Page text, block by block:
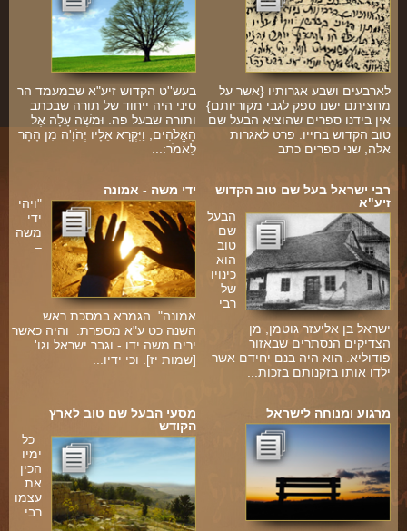
בעש''ט הקדוש זיע"א שבמעמד הר
סיני היה ייחוד של תורה שבכתב
ותורה שבעל פה. וּמשֶׁה עָלָה אֶל
הָאֱלֹהִים, וַיִּקְרָא אֵלָיו יְהֹוָ'ה מִן הָהָר
לֵאמֹר:...
לארבעים ושבע אגרותיו {אשר על
מחציתם ישנו ספק לגבי מקוריותם}
אין בידנו ספרים שהוציא הבעל שם
טוב הקדוש בחייו. פרט לאגרות
אלה, שני ספרים כתב
ידי משה - אמונה
"ויהי
ידי
משה
–
אמונה". הגמרא במסכת ראש
השנה כט ע"א מספרת: והיה כאשר
ירים משה ידו - וגבר ישראל וגו'
[שמות יז]. וכי ידיו...
רבי ישראל בעל שם טוב הקדוש
זיע"א
הבעל
שם
טוב
הוא
כינויו
של
רבי
ישראל בן אליעזר גוטמן, מן
הצדיקים הנסתרים שבאזור
פודוליא. הוא היה בנם יחידם אשר
ילדו אותו בזקנותם בזכות...
מסעי הבעל שם טוב לארץ
הקודש
כל
ימיו
הכין
את
עצמו
רבי
מרגוע ומנוחה לישראל